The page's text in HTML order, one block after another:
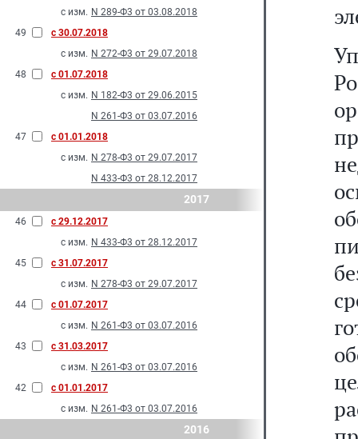
с изм. N 289-Ф3 от 03.08.2018
49
с 30.07.2018
с изм. N 272-Ф3 от 29.07.2018
48
с 01.07.2018
с изм. N 182-Ф3 от 29.06.2015
N 261-Ф3 от 03.07.2016
47
с 01.01.2018
с изм. N 278-Ф3 от 29.07.2017
N 433-Ф3 от 28.12.2017
2017
46
с 29.12.2017
с изм. N 433-Ф3 от 28.12.2017
45
с 31.07.2017
с изм. N 278-Ф3 от 29.07.2017
44
с 01.07.2017
с изм. N 261-Ф3 от 03.07.2016
43
с 31.03.2017
с изм. N 261-Ф3 от 03.07.2016
42
с 01.01.2017
с изм. N 261-Ф3 от 03.07.2016
2016